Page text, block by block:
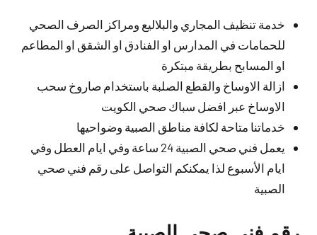
خدمة تنظيف المجاري والبلاليع ومراكز الصرف الصحي
للحمامات في المدارس او الفنادق او الشقق او المطاعم
او المسابح بطريقة مبتكرة
ازالة الاوساخ والقطع الصلبة باستخدام صاروخ سحب
الاوساخ عبر افضل سباك صحي الكويت
خدماتنا متاحة لكافة مناطق الصبية وضواحيها
يعمل فني صحي الصبية 24 ساعة وفي ايام العطل وفي
ايام الأسبوع لذا يمكنكم التواصل على رقم فني صحي
الصبية